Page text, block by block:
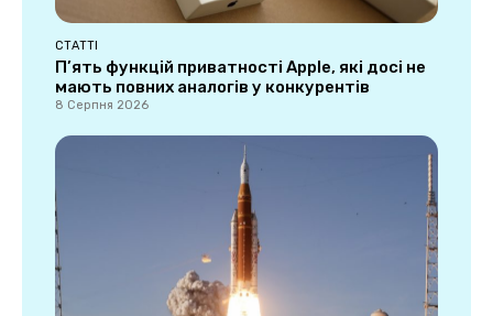
СТАТТІ
П’ять функцій приватності Apple, які досі не
мають повних аналогів у конкурентів
8 Серпня 2026